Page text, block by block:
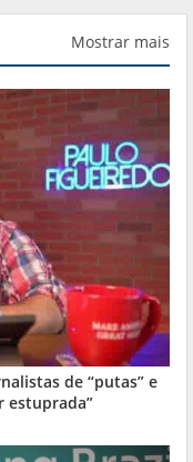
Mostrar mais
de “putas” e
estuprada”